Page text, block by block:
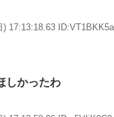
) 17:13:18.63
しかったわ